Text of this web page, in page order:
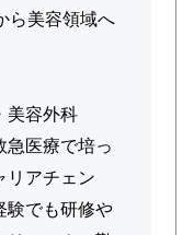
ら美容領域へ
美容外科
急医療で培っ
リアチェン
験でも研修や